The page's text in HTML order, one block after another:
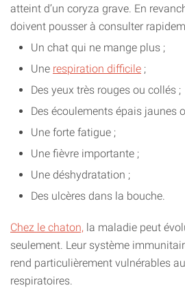
atteint d’un coryza grave. En
doivent pousser à consulter
Un chat qui ne mange plus ;
Une respiration difficile ;
Des yeux très rouges ou collés ;
Des écoulements épais jaunes
Une forte fatigue ;
Une fièvre importante ;
Une déshydratation ;
Des ulcères dans la bouche.
Chez le chaton, la maladie peut
seulement. Leur système
rend particulièrement vulnérables
respiratoires.